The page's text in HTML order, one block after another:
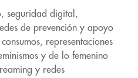
seguridad digital,
de prevención y apoyo
representaciones
y de lo femenino
y redes